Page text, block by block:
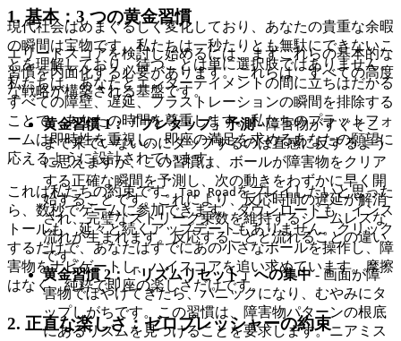
1. 基本：3 つの黄金習慣
エリートスコアを検討し始めるには、まずこれらの基本的な
習慣を内面化する必要があります。これらは、すべての高度
な戦略が構築される基盤です。
黄金習慣 1：「プレタップ」予測- 障害物がすぐそこ
まで来ていないのにタップするのは直感に反するよう
に思えますが、この習慣は、ボールが障害物をクリア
する正確な瞬間を予測し、次の動きをわずかに早く開
始することです。これにより、反応時間の遅延が解消
され、完璧なストリーク乗数を維持するシームレスな
流れが生まれます。反応することと流れることの違い
です。
黄金習慣 2：「リズムリセット」への集中- 画面が障
害物でぼやけてきたら、パニックになり、むやみにタ
ップしがちです。この習慣は、障害物パターンの根底
にあるリズムを見つけることを要求します。ニアミス
現代社会はめまぐるしく変化しており、あなたの貴重な余暇
の瞬間は宝物です。私たちは一秒たりとも無駄にできないこ
とを理解しており、待つことは単に選択肢ではありません。
私たちは、あなたとエンターテイメントの間に立ちはだかる
すべての障壁、遅延、フラストレーションの瞬間を排除する
ことで、あなたの時間を尊重します。私たちのプラットフォ
ームは即時性を重視し、即座の満足を求めるあなたの願望に
応えるように設計されています。
これは私たちの約束です。Tap Road をプレイしたいと思った
ら、数秒でゲームに参加できます。ダウンロードも、インス
トールも、延々と続くアップデートもありません。クリック
するだけで、あなたはすでにあの小さなボールを操作し、障
害物をナビゲートし、ハイスコアを追い求めています。摩擦
はなく、純粋で即座の楽しさだけです。
2. 正直な楽しさ：ゼロプレッシャーの約束